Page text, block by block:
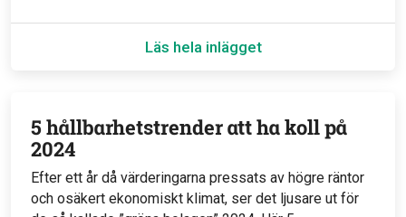
Läs hela inlägget
5 hållbarhetstrender att ha koll på
2024
Efter ett år då värderingarna pressats av högre räntor
och osäkert ekonomiskt klimat, ser det ljusare ut för